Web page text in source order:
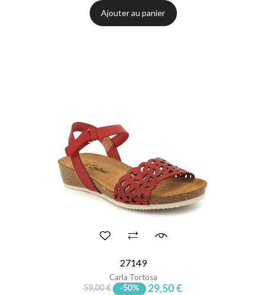
Ajouter au panier
27149
Carla Tortosa
59,00 € -50% 29,50 €